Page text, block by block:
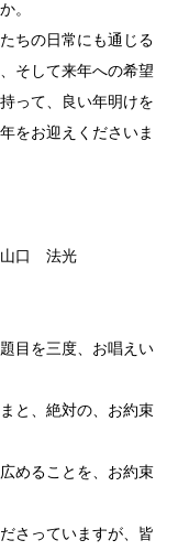
。
ちの日常にも通じる
そして来年への希望
って、良い年明けを
をお迎えくださいま
口 法光
目を三度、お唱えい
と、絶対の、お約束
めることを、お約束
さっていますが、皆